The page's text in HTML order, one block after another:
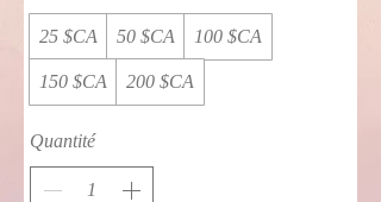
25 $CA 50 $CA 100 $CA
150 $CA 200 $CA
Quantité